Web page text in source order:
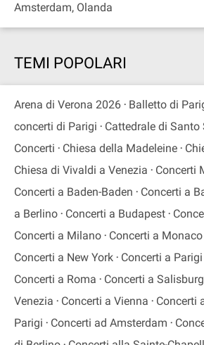
Amsterdam, Olanda
TEMI POPOLARI
Arena di Verona 2026 Balletto di
concerti di Parigi
Cattedrale di Santo
Concerti
Chiesa della Madeleine
Chiesa di Vivaldi a Venezia
Concerti
Concerti a Baden-Baden
Concerti a
a Berlino
Concerti a Budapest
Concerti a Milano
Concerti a
Concerti a New York
Concerti a Parigi
Concerti a Roma
Concerti a
Venezia
Concerti a Vienna
Concerti
Parigi
Concerti ad Amsterdam